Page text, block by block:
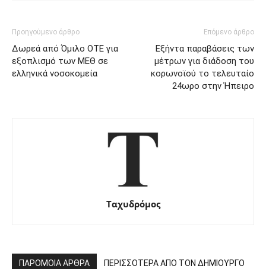
Προηγούμενο άρθρο
Δωρεά από Όμιλο ΟΤΕ για
εξοπλισμό των ΜΕΘ σε
ελληνικά νοσοκομεία
Επόμενο άρθρο
Εξήντα παραβάσεις των
μέτρων για διάδοση του
κορωνοϊού το τελευταίο
24ωρο στην Ήπειρο
Ταχυδρόμος
ΠΑΡΟΜΟΙΑ ΑΡΘΡΑ ΠΕΡΙΣΣΟΤΕΡΑ ΑΠΟ ΤΟΝ ΔΗΜΙΟΥΡΓΟ